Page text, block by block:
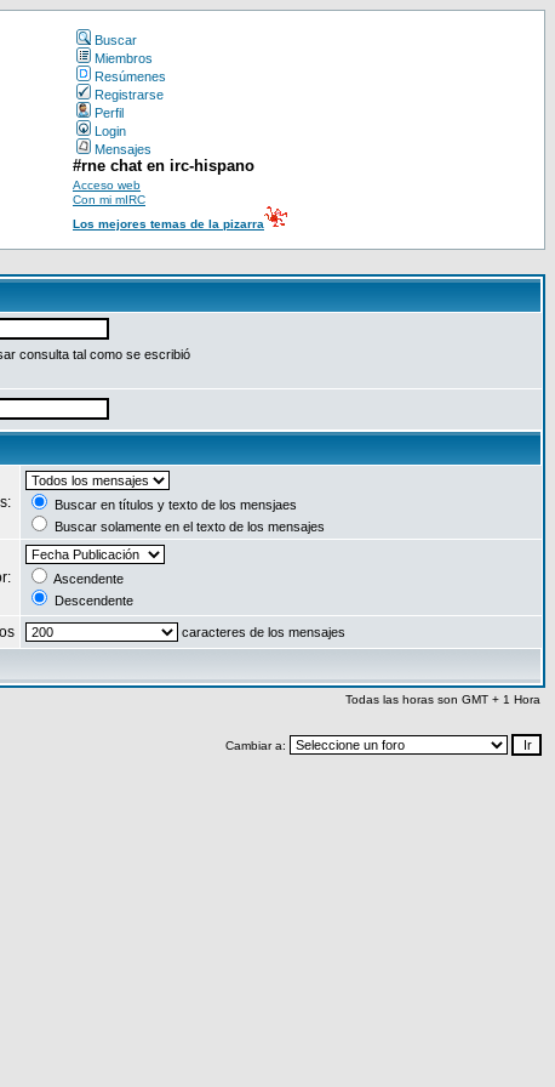
Buscar
Miembros
Resúmenes
Registrarse
Perfil
Login
Mensajes
#rne chat en irc-hispano
Acceso web
Con mi mIRC
Los mejores temas de la pizarra
consulta tal como se escribió
Buscar en títulos y texto de los mensjaes
Buscar solamente en el texto de los mensajes
Ascendente
Descendente
caracteres de los mensajes
Todas las horas son GMT + 1 Hora
Cambiar a: